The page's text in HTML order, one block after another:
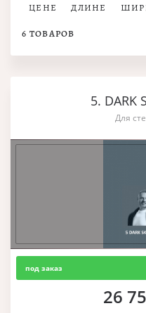
ЦЕНЕ ДЛИНЕ
6 ТОВАРОВ
5. DARK
Для
под заказ
26